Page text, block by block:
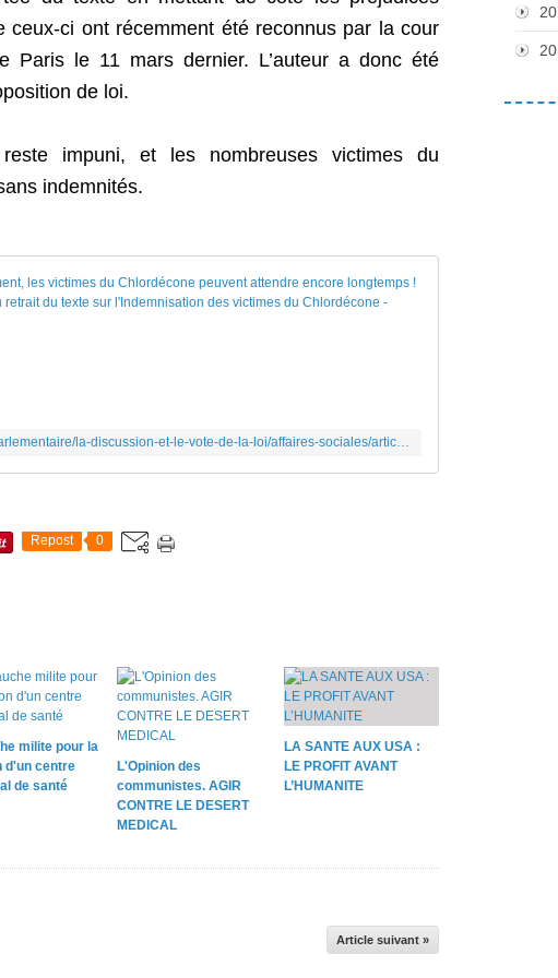
ceux-ci ont récemment été reconnus par la cour
Paris le 11 mars dernier. L’auteur a donc été
de loi.
impuni, et les nombreuses victimes du
indemnités.
e
m
a
i
l
https://senateurscrce.fr/travail-parlementaire/la-discussion-et-le-vote-de-la-loi/affaires-sociales/article/avec-la-droite-et-ce-gouvernement-les-victimes-du-chlordecone-peuvent-attendre
Repost 0
milite pour la
d'un centre
de santé
L'Opinion des
communistes. AGIR
CONTRE LE DESERT
MEDICAL
LA SANTE AUX USA :
LE PROFIT AVANT
L’HUMANITE
Article suivant »